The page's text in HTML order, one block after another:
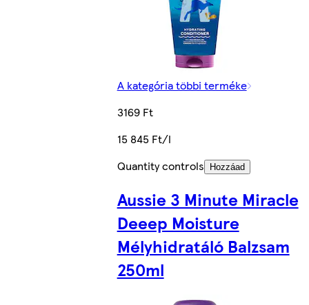
A kategória többi terméke
3169 Ft
15 845 Ft/l
Quantity controls
Hozzáad
Aussie 3 Minute Miracle
Deeep Moisture
Mélyhidratáló Balzsam
250ml